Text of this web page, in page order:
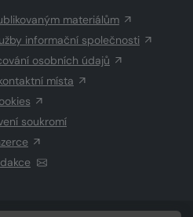
materiálům
informační společnosti
osobních údajů
místa
soukromí